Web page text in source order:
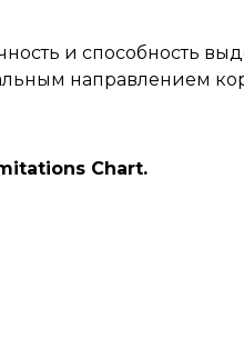
и способность
направлением
Chart.